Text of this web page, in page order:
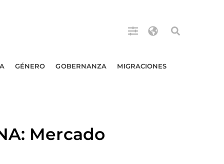
GÉNERO GOBERNANZA MIGRACIONES
Mercado